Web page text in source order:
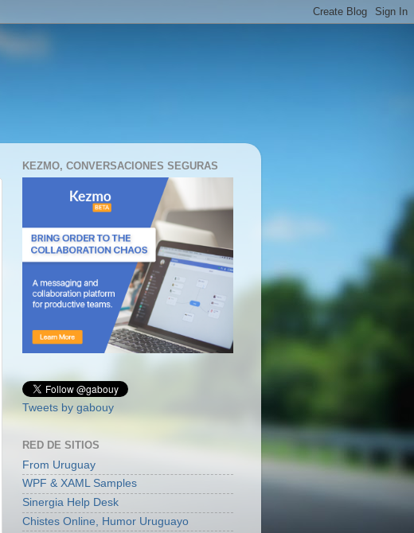
KEZMO, CONVERSACIONES SEGURAS
Tweets by gabouy
RED DE SITIOS
From Uruguay
WPF & XAML Samples
Sinergia Help Desk
Chistes Online, Humor Uruguayo